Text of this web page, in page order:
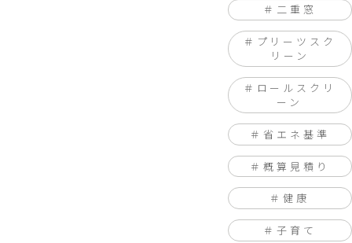
二重窓
プリーツスク
リーン
ロールスクリ
ーン
省エネ基準
概算見積り
健康
子育て